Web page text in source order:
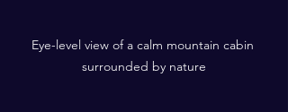
Eye-level view of a calm mountain cabin
surrounded by nature